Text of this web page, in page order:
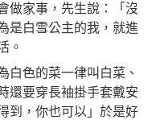
做家事，先生說：「沒
是白雪公主的我，就進
。
白色的菜一律叫白菜、
還要穿長袖掛手套戴安
到，你也可以」於是好